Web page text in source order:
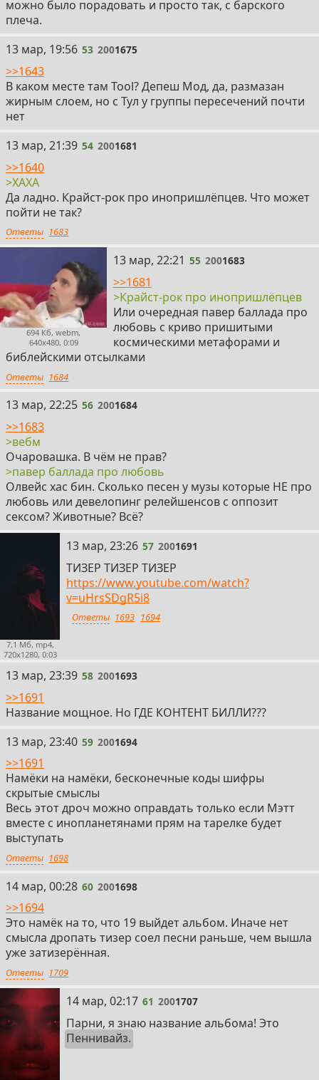
можно было порадовать и просто так, с барского
плеча.
53
13 мар, 19:56 53 2001675
>>1643
В каком месте там Tool? Депеш Мод, да, размазан
жирным слоем, но с Тул у группы пересечений почти
нет
54
13 мар, 21:39 54 2001681
>>1640
>ХАХА
Да ладно. Крайст-рок про инопришлёпцев. Что может
пойти не так?
Ответы 1683
694 Кб, webm,
640x480, 0:09
55
13 мар, 22:21 55 2001683
>>1681
>Крайст-рок про инопришлёпцев
Или очередная павер баллада про
любовь с криво пришитыми
космическими метафорами и
библейскими отсылками
Ответы 1684
56
13 мар, 22:25 56 2001684
>>1683
>вебм
Очаровашка. В чём не прав?
>павер баллада про любовь
Олвейс хас бин. Сколько песен у музы которые НЕ про
любовь или девелопинг релейшенсов с оппозит
сексом? Животные? Всё?
7,1 Мб, mp4,
720x1280, 0:03
57
13 мар, 23:26 57 2001691
ТИЗЕР ТИЗЕР ТИЗЕР
https://www.youtube.com/watch?
v=uHrsSDgR5i8
Ответы 1693 1694
58
13 мар, 23:39 58 2001693
>>1691
Название мощное. Но ГДЕ КОНТЕНТ БИЛЛИ???
59
13 мар, 23:40 59 2001694
>>1691
Намёки на намёки, бесконечные коды шифры
скрытые смыслы
Весь этот дроч можно оправдать только если Мэтт
вместе с инопланетянами прям на тарелке будет
выступать
Ответы 1698
60
14 мар, 00:28 60 2001698
>>1694
Это намёк на то, что 19 выйдет альбом. Иначе нет
смысла дропать тизер соел песни раньше, чем вышла
уже затизерённая.
Ответы 1709
61
14 мар, 02:17 61 2001707
Парни, я знаю название альбома! Это
Пеннивайз.